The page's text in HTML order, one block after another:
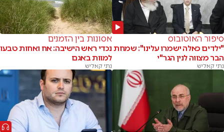
סיפור האוטובוס
"ילדים כאלה ישמרו עלינו": שמחת
הבר מצווה לנין הגר"י
נתי קאליש
אסונות בין הזמנים
נכדי ראש הישיבה: אח ואחות טבעו
למוות באגם
נתי קאליש